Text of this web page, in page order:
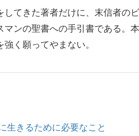
てきた著者だけに、末信者の
ンの聖書への手引書である。
く願ってやまない。
生きるために必要なこと